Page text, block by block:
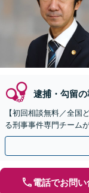
逮捕・勾留
【初回相談無料／全国
る刑事事件専門チーム
電話でお問い